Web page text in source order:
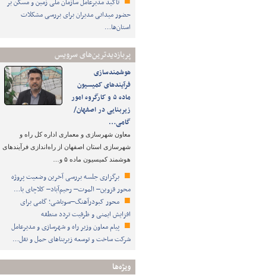
تاکید مدیرعامل سازمان ملی زمین و مسکن بر
حضور میدانی مدیران برای بررسی مشکلات
استان‌ها…
پربازدیدترین‌های سرویس
هوشمندسازی
فرآیندهای کمیسیون
ماده ۵ و کارگروه امور
زیربنایی در اصفهان/
گامی…
معاون شهرسازی و معماری اداره کل راه و
شهرسازی استان اصفهان از راه‌اندازی فرآیندهای
هوشمند کمیسیون ماده ۵ و…
برگزاری جلسه بررسی آخرین وضعیت پروژه
محور قزوین– الموت– رحیم‌آباد– کلاچای با…
محور کبودرآهنگ–سوباشی؛ گامی برای
افزایش ایمنی و ظرفیت تردد منطقه
پیام معاون وزیر راه و شهرسازی و مدیرعامل
شرکت ساخت و توسعه زیربناهای حمل و نقل…
ویژه‌ها